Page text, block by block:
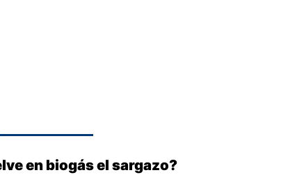
en biogás el sargazo?